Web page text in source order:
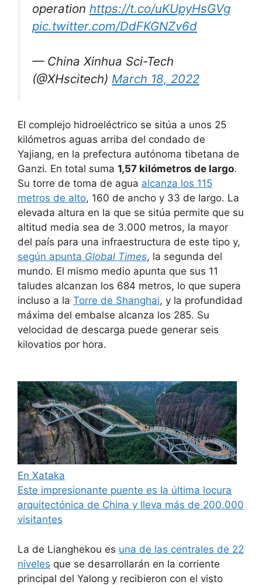
operation https://t.co/uKUpyHsGVg
pic.twitter.com/DdFKGNZv6d
— China Xinhua Sci-Tech
(@XHscitech) March 18, 2022
El complejo hidroeléctrico se sitúa a unos 25
kilómetros aguas arriba del condado de
Yajiang, en la prefectura autónoma tibetana de
Ganzi. En total suma 1,57 kilómetros de largo.
Su torre de toma de agua alcanza los 115
metros de alto, 160 de ancho y 33 de largo. La
elevada altura en la que se sitúa permite que su
altitud media sea de 3.000 metros, la mayor
del país para una infraestructura de este tipo y,
según apunta Global Times, la segunda del
mundo. El mismo medio apunta que sus 11
taludes alcanzan los 684 metros, lo que supera
incluso a la Torre de Shanghai, y la profundidad
máxima del embalse alcanza los 285. Su
velocidad de descarga puede generar seis
kilovatios por hora.
En Xataka
Este impresionante puente es la última locura
arquitectónica de China y lleva más de 200.000
visitantes
La de Lianghekou es una de las centrales de 22
niveles que se desarrollarán en la corriente
principal del Yalong y recibieron con el visto